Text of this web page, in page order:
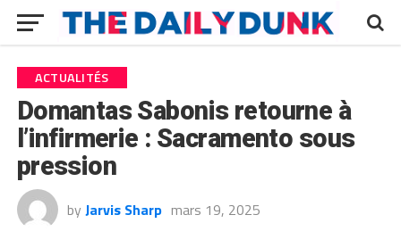
ACTUALITÉS
Domantas Sabonis retourne à
l’infirmerie : Sacramento sous
pression
by Jarvis Sharp mars 19, 2025